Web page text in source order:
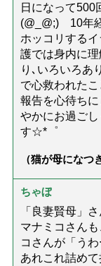
日になって500
(@_@;) 10年
ホッコリする
護では身内に
り､いろいろあ
で心救われた
報告を心待ち
やかにお過ご
す☆*゜
（猫が母にな
ちゃぼ
「良妻賢母」
マナミコさん
コさんが「う
あれこれ詰め